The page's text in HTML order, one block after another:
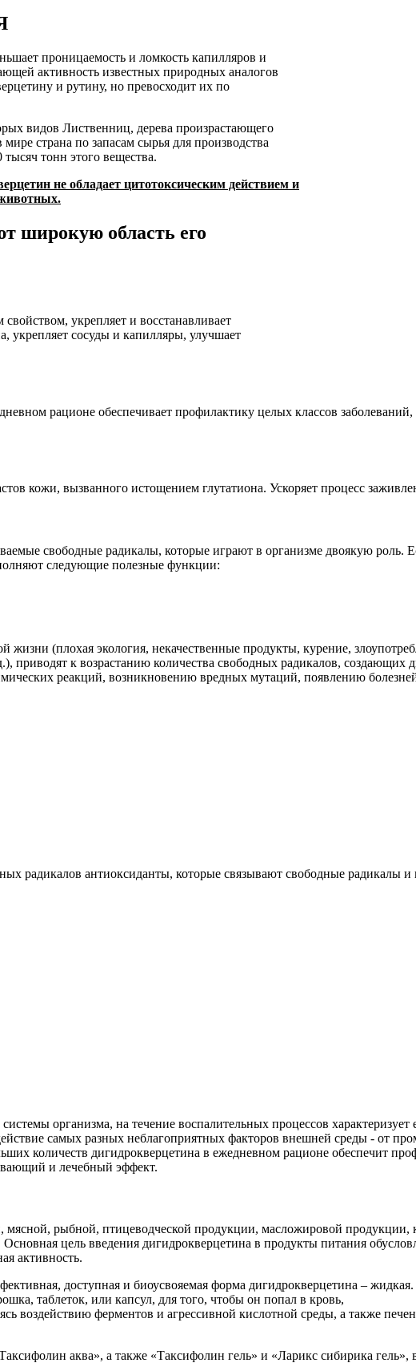
проницаемость и ломкость капилляров и
активность известных природных аналогов
и рутину, но превосходит их по
видов Лиственниц, дерева произрастающего
страна по запасам сырья для производства
тонн этого вещества.
не обладает цитотоксическим действием и
широкую область его
укрепляет и восстанавливает
укрепляет сосуды и капилляры, улучшает
рационе обеспечивает профилактику целых классов
кожи, вызванного истощением глутатиона. Ускоряет процесс
свободные радикалы, которые играют в организме двоякую
следующие полезные функции:
(плохая экология, некачественные продукты, курение,
приводят к возрастанию количества свободных радикалов, создающих
реакций, возникновению вредных мутаций, появлению
радикалов антиоксиданты, которые связывают свободные радикалы
организма, на течение воспалительных процессов характеризует
самых разных неблагоприятных факторов внешней среды - от
количеств дигидрокверцетина в ежедневном рационе обеспечит
и лечебный эффект.
рыбной, птицеводческой продукции, масложировой продукции,
цель введения дигидрокверцетина в продукты питания
активность.
доступная и биоусвояемая форма дигидрокверцетина – жидкая.
таблеток, или капсул, для того, чтобы он попал в кровь,
воздействию ферментов и агрессивной кислотной среды, а также
аква», а также «Таксифолин гель» и «Ларикс сибирика гель»,